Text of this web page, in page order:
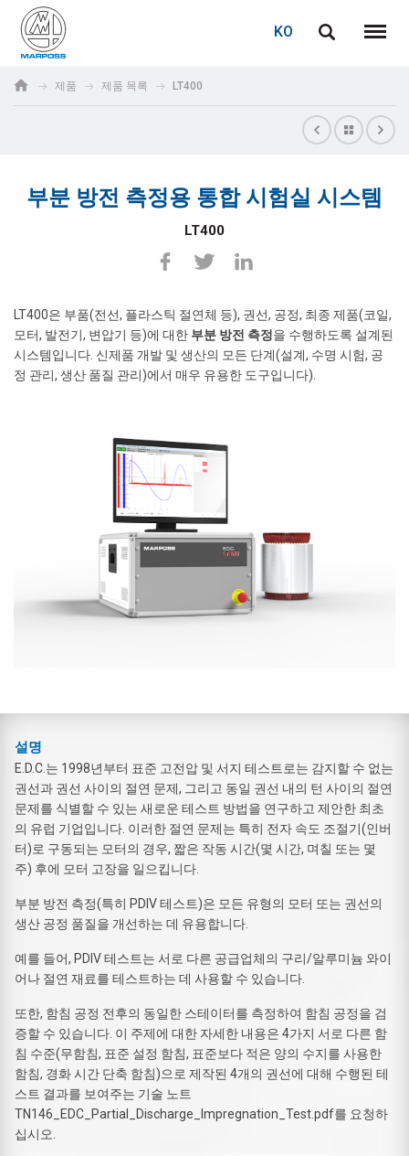
S.p.A.
KO
메뉴
제품 제품 목록 LT400
부분 방전 측정용 통합 시험실 시스템
LT400
LT400은 부품(전선, 플라스틱 절연체 등), 권선, 공정, 최종 제품(코일,
모터, 발전기, 변압기 등)에 대한 부분 방전 측정을 수행하도록 설계된
시스템입니다. 신제품 개발 및 생산의 모든 단계(설계, 수명 시험, 공
정 관리, 생산 품질 관리)에서 매우 유용한 도구입니다).
설명
E.D.C.는 1998년부터 표준 고전압 및 서지 테스트로는 감지할 수 없는
권선과 권선 사이의 절연 문제, 그리고 동일 권선 내의 턴 사이의 절연
문제를 식별할 수 있는 새로운 테스트 방법을 연구하고 제안한 최초
의 유럽 기업입니다. 이러한 절연 문제는 특히 전자 속도 조절기(인버
터)로 구동되는 모터의 경우, 짧은 작동 시간(몇 시간, 며칠 또는 몇
주) 후에 모터 고장을 일으킵니다.
부분 방전 측정(특히 PDIV 테스트)은 모든 유형의 모터 또는 권선의
생산 공정 품질을 개선하는 데 유용합니다.
예를 들어, PDIV 테스트는 서로 다른 공급업체의 구리/알루미늄 와이
어나 절연 재료를 테스트하는 데 사용할 수 있습니다.
또한, 함침 공정 전후의 동일한 스테이터를 측정하여 함침 공정을 검
증할 수 있습니다. 이 주제에 대한 자세한 내용은 4가지 서로 다른 함
침 수준(무함침, 표준 설정 함침, 표준보다 적은 양의 수지를 사용한
함침, 경화 시간 단축 함침)으로 제작된 4개의 권선에 대해 수행된 테
스트 결과를 보여주는 기술 노트
TN146_EDC_Partial_Discharge_Impregnation_Test.pdf를 요청하
십시오.
Deutsch
Español
日本語 (Japanese)
한국어 (Korean)
로그인
비밀번호
아직 등록하지 않으셨다면, 지금 무료로 등록하실 수 있습니다!